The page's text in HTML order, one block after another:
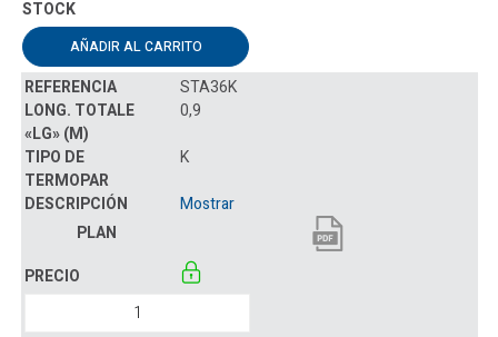
AÑADIR AL CARRITO
STA36K
0,9
K
Mostrar